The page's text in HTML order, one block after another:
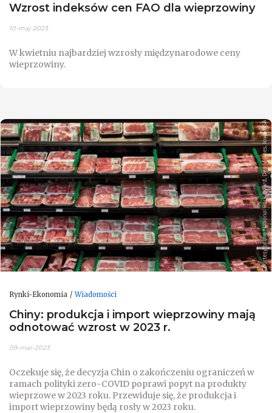
Wzrost indeksów cen FAO dla wieprzowiny
10-maj-2023
W kwietniu najbardziej wzrosły międzynarodowe ceny
wieprzowiny.
Rynki-Ekonomia Wiadomości
Chiny: produkcja i import wieprzowiny mają
odnotować wzrost w 2023 r.
09-mar-2023
Oczekuje się, że decyzja Chin o zakończeniu ograniczeń w
ramach polityki zero-COVID poprawi popyt na produkty
wieprzowe w 2023 roku. Przewiduje się, że produkcja i
import wieprzowiny będą rosły w 2023 roku.